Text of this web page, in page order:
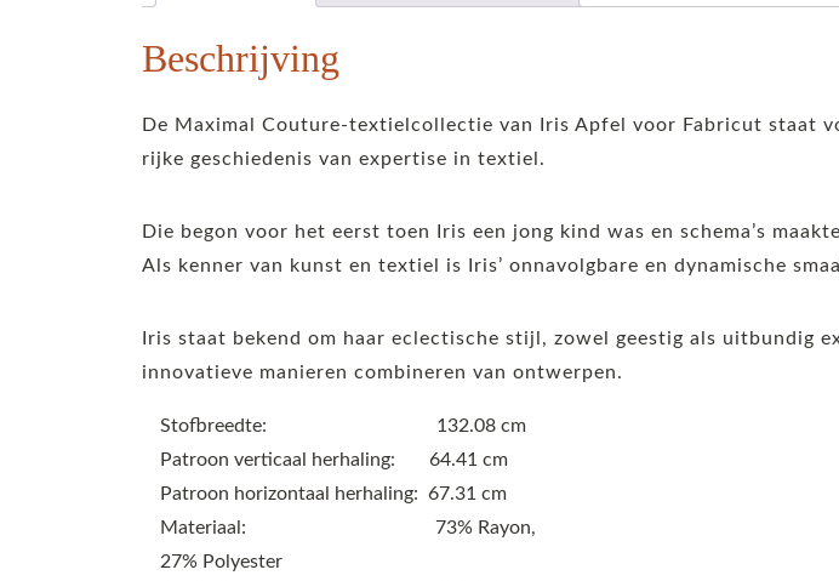
Beschrijving
De Maximal Couture-textielcollectie van Iris Apfel voor Fabricut staat
rijke geschiedenis van expertise in textiel.
Die begon voor het eerst toen Iris een jong kind was en schema’s
Als kenner van kunst en textiel is Iris’ onnavolgbare en dynamische
Iris staat bekend om haar eclectische stijl, zowel geestig als uitbundig
innovatieve manieren combineren van ontwerpen.
Stofbreedte: 132.08 cm
Patroon verticaal herhaling: 64.41 cm
Patroon horizontaal herhaling: 67.31 cm
Materiaal: 73% Rayon,
27% Polyester